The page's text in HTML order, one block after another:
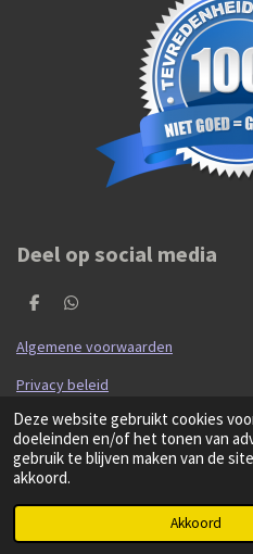
Deze website gebruikt cookies
doeleinden en/of het tonen van
gebruik te blijven maken van de
akkoord.
Akkoord
Deel op social media
D
l
e
D
l
e
Algemene voorwaarden
Privacy beleid
Powered by JouwWeb
Kaart